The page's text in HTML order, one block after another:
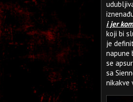
i jer
koji bi
je
napune
se
sa
nikakve